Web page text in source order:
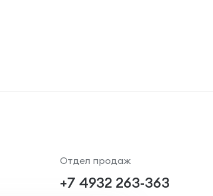
Отдел продаж
+7 4932 263-363